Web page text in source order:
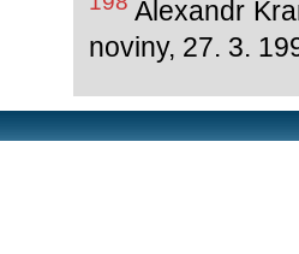
Alexandr
noviny, 27. 3.